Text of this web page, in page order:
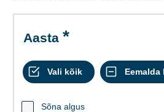
Aasta
Sõna algus